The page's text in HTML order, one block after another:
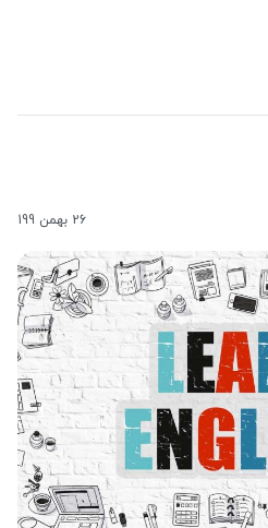
26 بهمن 199